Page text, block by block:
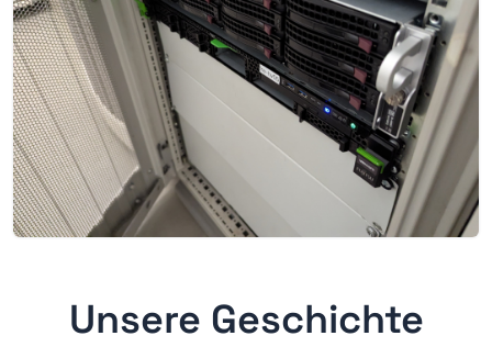
Unsere Geschichte